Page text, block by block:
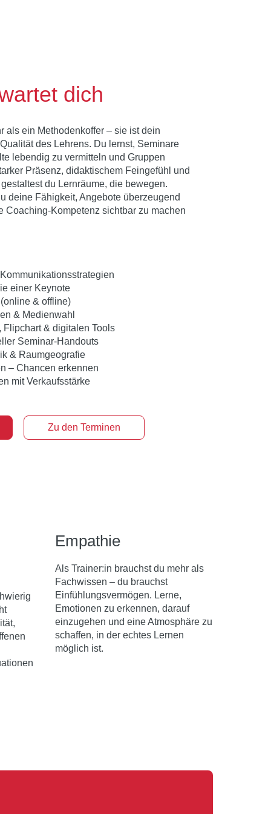
dich
als ein Methodenkoffer – sie ist dein
des Lehrens. Du lernst, Seminare
lebendig zu vermitteln und Gruppen
Präsenz, didaktischem Feingefühl und
du Lernräume, die bewegen.
deine Fähigkeit, Angebote überzeugend
Coaching-Kompetenz sichtbar zu machen
einer Keynote
& offline)
& Medienwahl
& digitalen Tools
Seminar-Handouts
& Raumgeografie
– Chancen erkennen
mit Verkaufsstärke
Zu den Terminen
Empathie
Als Trainer:in brauchst du mehr als
Fachwissen – du brauchst
Einfühlungsvermögen. Lerne,
Emotionen zu erkennen, darauf
einzugehen und eine Atmosphäre zu
schaffen, in der echtes Lernen
möglich ist.